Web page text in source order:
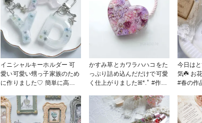
イニシャルキーホルダー 可
愛い可愛い甥っ子家族のため
に作りました♡︎ 簡単に高見
てます⋆✴︎˚｡⋆ #作家のための
レジン大賞2025 #キーホルダ
ー #イニシャルキーホルダー
かすみ草とカワラハハコをた
っぷり詰め込んだだけで可愛
く仕上がりましたꕤ*.ﾟ #作家
アアクセサリー #クロコちゃ
んレシピ
今日は
気☘️ お
#春の作
キーホ